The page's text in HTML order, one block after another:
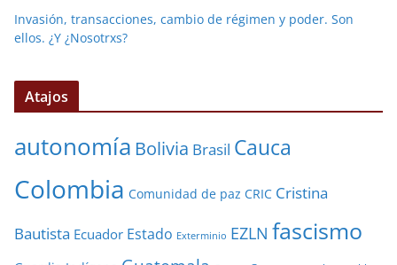
Invasión, transacciones, cambio de régimen y poder. Son
ellos. ¿Y ¿Nosotrxs?
Atajos
autonomía Bolivia Brasil Cauca
Colombia Comunidad de paz CRIC Cristina
Bautista Ecuador Estado Exterminio EZLN fascismo